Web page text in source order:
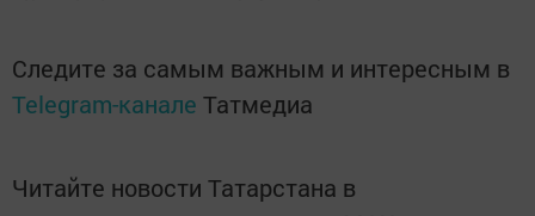
Следите за самым важным и интересным в
Telegram-канале Татмедиа
Читайте новости Татарстана в